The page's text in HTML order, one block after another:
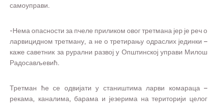
самоуправи.
-Нема опасности за пчеле приликом овог третмана јер је реч о
ларвицидном третману, а не о третирању одраслих јединки –
каже саветник за рурални развој у Општинској управи Милош
Радосављевић.
Третман ће се одвијати у стаништима ларви комараца –
рекама, каналима, барама и језерима на територији целог